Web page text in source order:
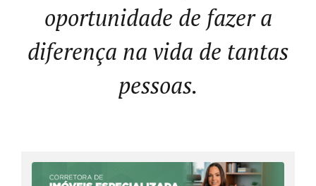
oportunidade de fazer a
diferença na vida de tantas
pessoas.